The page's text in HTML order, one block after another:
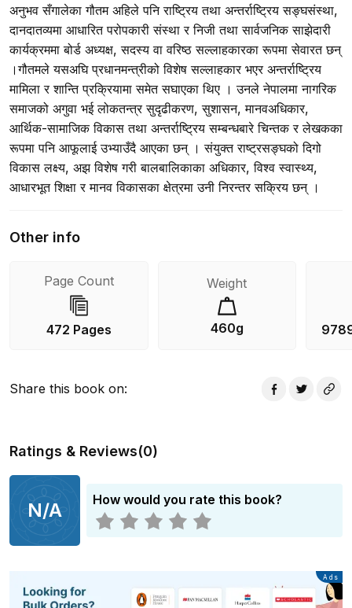
अनुभव सँगालेका गौतम अहिले पनि राष्ट्रिय तथा अन्तर्राष्ट्रिय सङ्घसंस्था,
दानदातव्यमा आधारित परोपकारी संस्था र निजी तथा सार्वजनिक साझेदारी
कार्यक्रममा बोर्ड अध्यक्ष, सदस्य वा वरिष्ठ सल्लाहकारका रूपमा सेवारत छन्
।गौतमले यसअघि प्रधानमन्त्रीको विशेष सल्लाहकार भएर अन्तर्राष्ट्रिय
मामिला र शान्ति प्रक्रियामा समेत सघाएका थिए । उनले नेपालमा नागरिक
समाजको अगुवा भई लोकतन्त्र सुदृढीकरण, सुशासन, मानवअधिकार,
आर्थिक-सामाजिक विकास तथा अन्तर्राष्ट्रिय सम्बन्धबारे चिन्तक र लेखकका
रूपमा पनि आफूलाई उभ्याउँदै आएका छन् । संयुक्त राष्ट्रसङ्घको दिगो
विकास लक्ष्य, अझ विशेष गरी बालबालिकाका अधिकार, विश्व स्वास्थ्य,
आधारभूत शिक्षा र मानव विकासका क्षेत्रमा उनी निरन्तर सक्रिय छन् ।
Other info
Page Count
472 Pages
Weight
460g
Share this book on:
Ratings & Reviews(0)
N/A How would you rate this book?
Advertisement
Ads